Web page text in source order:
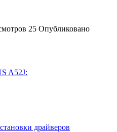
25 Опубликовано
A52J:
драйверов